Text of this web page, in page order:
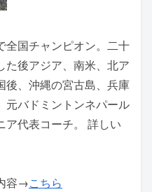
全国チャンピオン。二十
た後アジア、南米、北ア
後、沖縄の宮古島、兵庫
元バドミントンネパール
ア代表コーチ。 詳しい
容→こちら